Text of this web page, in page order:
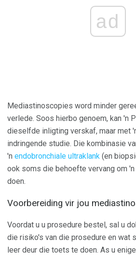
ad
Mediastinoscopies word minder
verlede. Soos hierbo genoem, kan 'n
dieselfde inligting verskaf, maar met
indringende studie. Die kombinasie
'n endobronchiale ultraklank (en
ook soms die behoefte vervang om
doen.
Voorbereiding vir jou
Voordat u u prosedure bestel, sal u
die risiko's van die prosedure en wat
leer deur die toets te doen. As u